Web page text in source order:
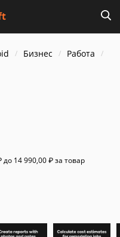
Бизнес
Работа
до 14 990,00 ₽ за товар